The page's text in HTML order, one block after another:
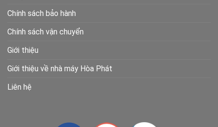
Chính sách bảo hành
Chính sách vận chuyển
Giới thiệu
Giới thiệu về nhà máy Hòa Phát
Liên hệ